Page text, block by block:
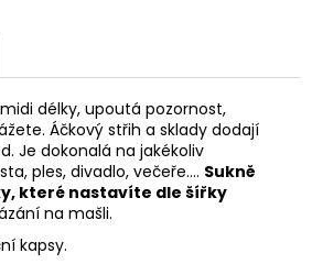
délky, upoutá pozornost,
Áčkový střih a sklady dodají
Je dokonalá na jakékoliv
ples, divadlo, večeře.... Sukně
které nastavíte dle šířky
na mašli.
kapsy.